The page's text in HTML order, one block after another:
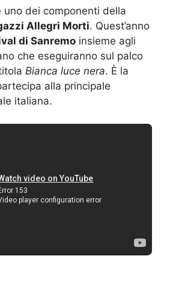
uno dei componenti della
Allegri Morti. Quest’anno
di Sanremo insieme agli
che eseguiranno sul palco
Bianca luce nera. È la
alla principale
italiana.